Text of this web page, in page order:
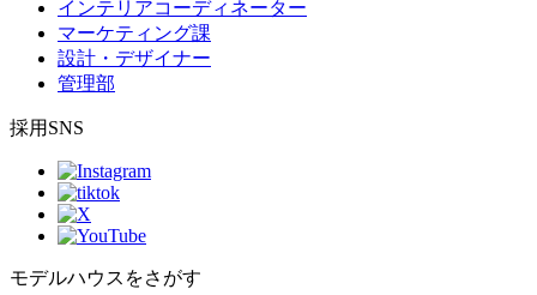
インテリアコーディネーター
マーケティング課
設計・デザイナー
管理部
採用SNS
モデルハウスをさがす